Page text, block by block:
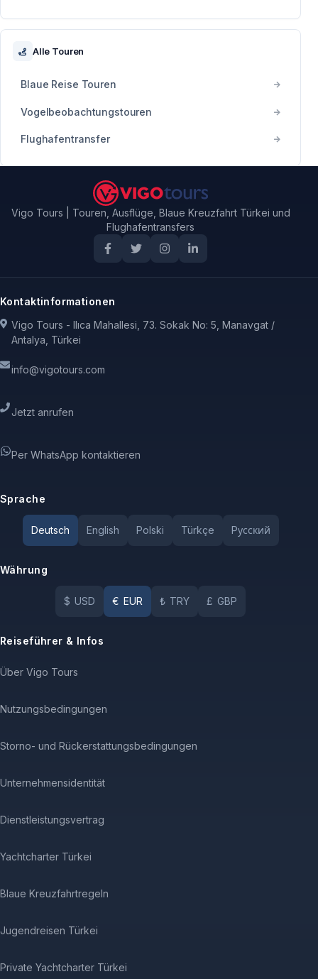
Alle Touren
Blaue Reise Touren
Vogelbeobachtungstouren
Flughafentransfer
Vigo Tours | Touren, Ausflüge, Blaue Kreuzfahrt Türkei und
Flughafentransfers
Kontaktinformationen
Vigo Tours - Ilıca Mahallesi, 73. Sokak No: 5, Manavgat /
Antalya, Türkei
info@vigotours.com
Jetzt anrufen
Per WhatsApp kontaktieren
Sprache
Deutsch English Polski Türkçe Pусский
Währung
$ USD € EUR ₺ TRY £ GBP
Reiseführer & Infos
Über Vigo Tours
Nutzungsbedingungen
Storno- und Rückerstattungsbedingungen
Unternehmensidentität
Dienstleistungsvertrag
Yachtcharter Türkei
Blaue Kreuzfahrtregeln
Jugendreisen Türkei
Private Yachtcharter Türkei